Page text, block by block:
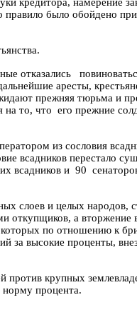
правило было обойдено
отказались
аресты,
прежняя тюрьма и
на то, что его прежние
из сословия
всадников перестало
всадников и 90
слоев и целых народов,
откупщиков, а вторжение
которых по отношению к
за высокие проценты,
против крупных
норму процента.